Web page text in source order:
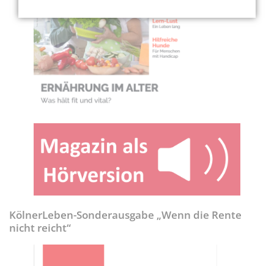
KölnerLeben-Sonderausgabe „Wenn die Rente
nicht reicht“